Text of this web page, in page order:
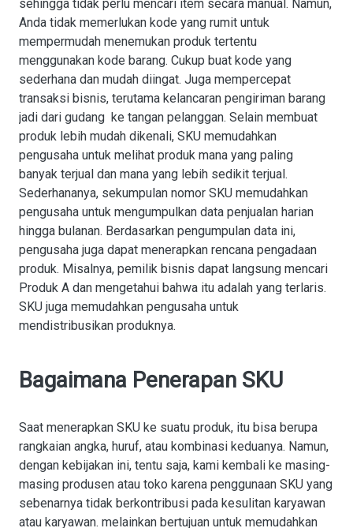
sehingga tidak perlu mencari item secara manual. Namun,
Anda tidak memerlukan kode yang rumit untuk
mempermudah menemukan produk tertentu
menggunakan kode barang. Cukup buat kode yang
sederhana dan mudah diingat. Juga mempercepat
transaksi bisnis, terutama kelancaran pengiriman barang
jadi dari gudang ke tangan pelanggan. Selain membuat
produk lebih mudah dikenali, SKU memudahkan
pengusaha untuk melihat produk mana yang paling
banyak terjual dan mana yang lebih sedikit terjual.
Sederhananya, sekumpulan nomor SKU memudahkan
pengusaha untuk mengumpulkan data penjualan harian
hingga bulanan. Berdasarkan pengumpulan data ini,
pengusaha juga dapat menerapkan rencana pengadaan
produk. Misalnya, pemilik bisnis dapat langsung mencari
Produk A dan mengetahui bahwa itu adalah yang terlaris.
SKU juga memudahkan pengusaha untuk
mendistribusikan produknya.
Bagaimana Penerapan SKU
Saat menerapkan SKU ke suatu produk, itu bisa berupa
rangkaian angka, huruf, atau kombinasi keduanya. Namun,
dengan kebijakan ini, tentu saja, kami kembali ke masing-
masing produsen atau toko karena penggunaan SKU yang
sebenarnya tidak berkontribusi pada kesulitan karyawan
atau karyawan. melainkan bertujuan untuk memudahkan